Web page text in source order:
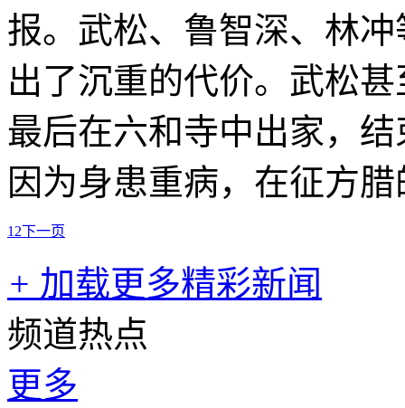
报。武松、鲁智深、林
出了沉重的代价。武松
最后在六和寺中出家，
因为身患重病，在征方
1 2下一页
+ 加载更多精彩新闻
频道热点
更多